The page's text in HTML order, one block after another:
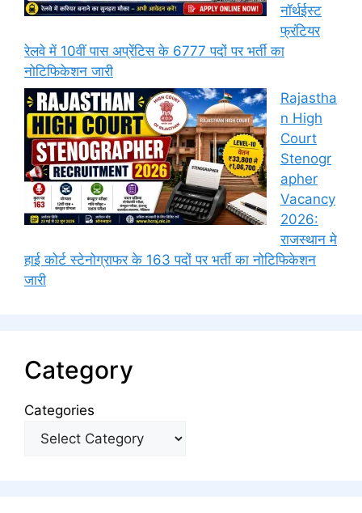
नॉर्थईस्ट
फ्रंटियर
रेलवे में 10वीं पास अप्रेंटिस के 6777 पदों पर भर्ती का
नोटिफिकेशन जारी
Rajastha
n High
Court
Stenogr
apher
Vacancy
2026:
राजस्थान मे
हाई कोर्ट स्टेनोग्राफर के 163 पदों पर भर्ती का नोटिफिकेशन
जारी
Category
Categories